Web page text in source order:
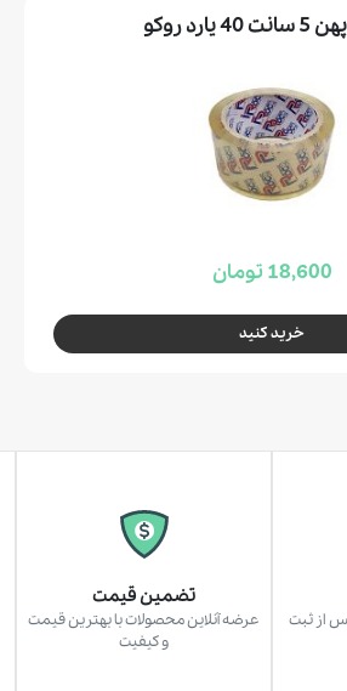
روکو
18,600 تومان
خرید کنید
پس از ثبت
تضمین قیمت
عرضه آنلاین محصولات با بهترین قیمت
و کیفیت